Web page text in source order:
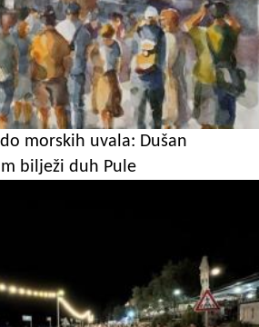
morskih uvala: Dušan
bilježi duh Pule